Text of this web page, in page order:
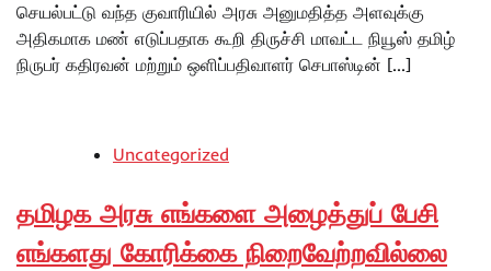
செயல்பட்டு வந்த குவாரியில் அரசு அனுமதித்த அளவுக்கு
அதிகமாக மண் எடுப்பதாக கூறி திருச்சி மாவட்ட நியூஸ் தமிழ்
நிருபர் கதிரவன் மற்றும் ஒளிப்பதிவாளர் செபாஸ்டின் […]
Uncategorized
தமிழக அரசு எங்களை அழைத்துப் பேசி
எங்களது கோரிக்கை நிறைவேற்றவில்லை